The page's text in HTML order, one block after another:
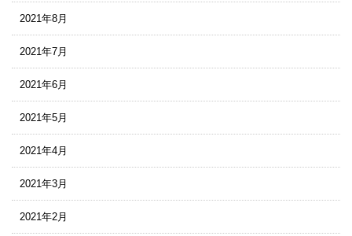
2021年8月
2021年7月
2021年6月
2021年5月
2021年4月
2021年3月
2021年2月